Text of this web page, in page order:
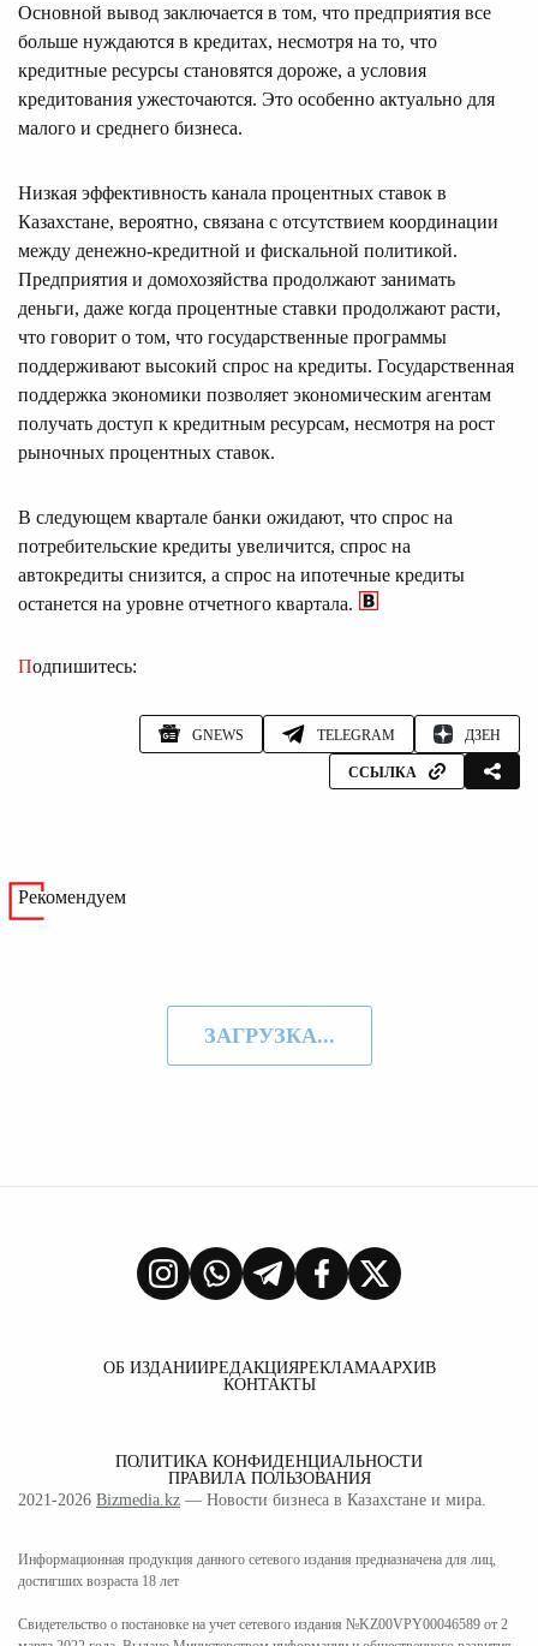
Основной вывод заключается в том, что предприятия все
больше нуждаются в кредитах, несмотря на то, что
кредитные ресурсы становятся дороже, а условия
кредитования ужесточаются. Это особенно актуально для
малого и среднего бизнеса.
Низкая эффективность канала процентных ставок в
Казахстане, вероятно, связана с отсутствием координации
между денежно-кредитной и фискальной политикой.
Предприятия и домохозяйства продолжают занимать
деньги, даже когда процентные ставки продолжают расти,
что говорит о том, что государственные программы
поддерживают высокий спрос на кредиты. Государственная
поддержка экономики позволяет экономическим агентам
получать доступ к кредитным ресурсам, несмотря на рост
рыночных процентных ставок.
В следующем квартале банки ожидают, что спрос на
потребительские кредиты увеличится, спрос на
автокредиты снизится, а спрос на ипотечные кредиты
останется на уровне отчетного квартала.
Подпишитесь:
GNEWS TELEGRAM ДЗЕН
ССЫЛКА
Рекомендуем
ЗАГРУЗКА...
ОБ ИЗДАНИИРЕДАКЦИЯРЕКЛАМААРХИВ
КОНТАКТЫ
ПОЛИТИКА КОНФИДЕНЦИАЛЬНОСТИ
ПРАВИЛА ПОЛЬЗОВАНИЯ
2021-2026 Bizmedia.kz — Новости бизнеса в Казахстане и мира.
Информационная продукция данного сетевого издания предназначена для лиц,
достигших возраста 18 лет
Свидетельство о постановке на учет сетевого издания №KZ00VPY00046589 от 2